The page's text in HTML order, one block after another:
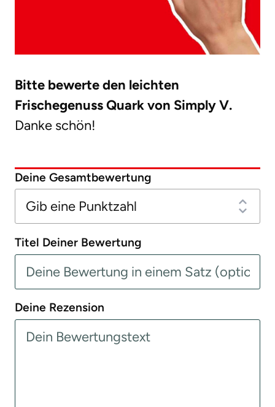
Bitte bewerte den leichten
Frischegenuss Quark von Simply V.
Danke schön!
Deine Gesamtbewertung
Titel Deiner Bewertung
Deine Rezension